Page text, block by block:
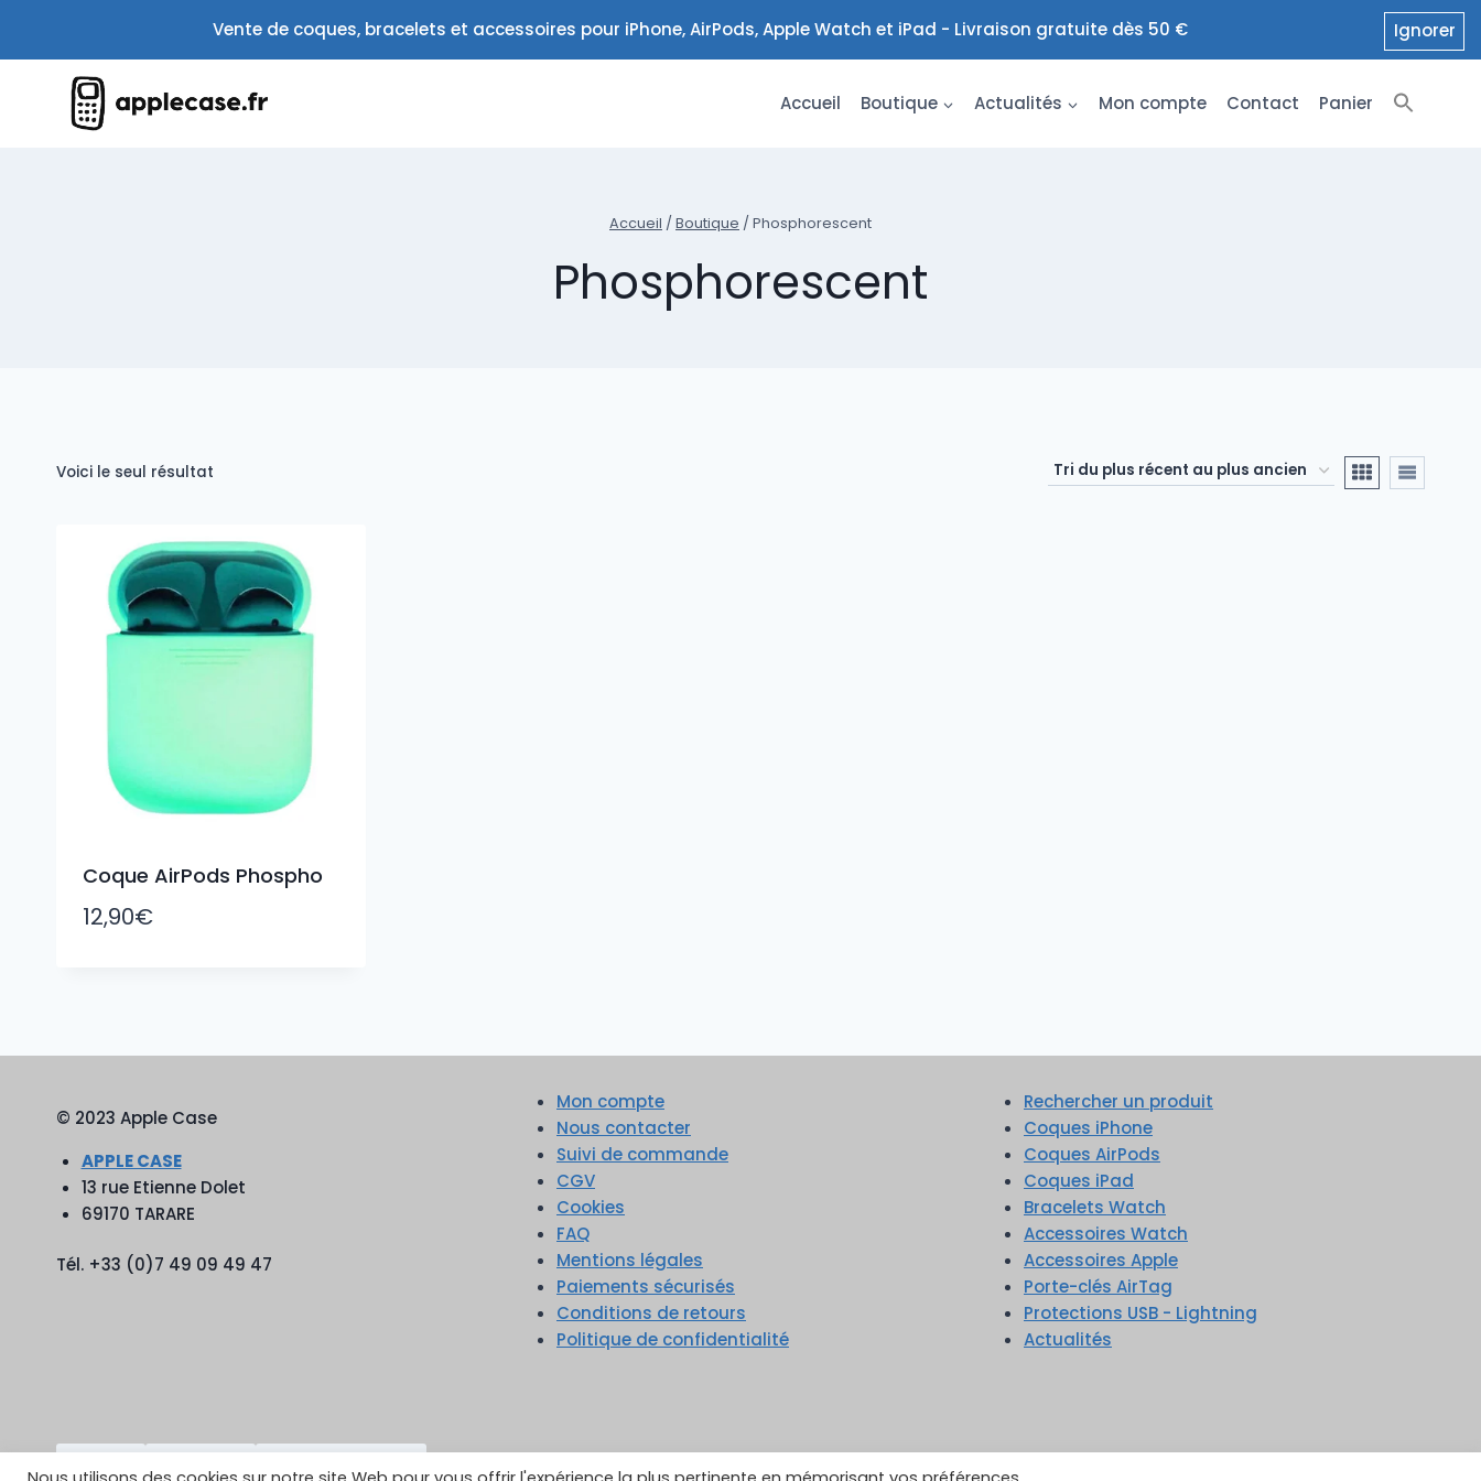
contenu
Vente de coques, bracelets et accessoires pour iPhone, AirPods, Apple Watch et iPad - Livraison gratuite dès 50 € Ignorer
Accueil Boutique Actualités Mon compte Contact Panier
Accueil / Boutique / Phosphorescent
Phosphorescent
Voici le seul résultat
Coque AirPods Phospho
12,90€
© 2023 Apple Case
APPLE CASE
13 rue Etienne Dolet
69170 TARARE
Tél. +33 (0)7 49 09 49 47
Mon compte
Nous contacter
Suivi de commande
CGV
Cookies
FAQ
Mentions légales
Paiements sécurisés
Conditions de retours
Politique de confidentialité
Rechercher un produit
Coques iPhone
Coques AirPods
Coques iPad
Bracelets Watch
Accessoires Watch
Accessoires Apple
Porte-clés AirTag
Protections USB - Lightning
Actualités
TikTok YouTube Google Reviews